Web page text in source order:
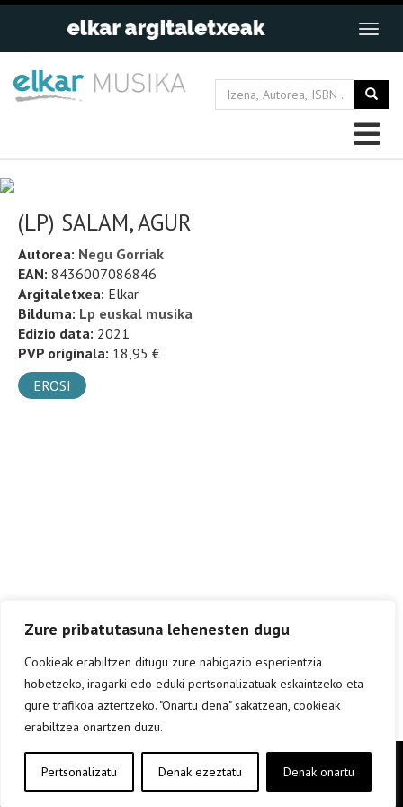
Zure pribatutasuna lehenesten dugu
Cookieak erabiltzen ditugu zure nabigazio esperientzia
hobetzeko, iragarki edo eduki pertsonalizatuak eskaintzeko eta
gure trafikoa aztertzeko. "Onartu dena" sakatzean, cookieak
erabiltzea onartzen duzu.
Pertsonalizatu Denak ezeztatu Denak onartu
(LP) SALAM, AGUR
Autorea: Negu Gorriak
EAN: 8436007086846
Argitaletxea: Elkar
Bilduma: Lp euskal musika
Edizio data: 2021
PVP originala: 18,95 €
EROSI
Copyright © elkar Argitaletxeak 2019
Lege oharra
Cookie politika